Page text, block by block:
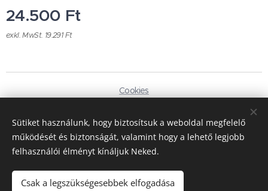
24.500 Ft
exkl. MwSt. 19.291 Ft
Cookies
Magyar
Deutsch
Währung
HUF Ft
EUR €
Sütiket használunk, hogy biztosítsuk a weboldal megfelelő
működését és biztonságát, valamint hogy a lehető legjobb
felhasználói élményt kínáljuk Neked.
Csak a legszükségesebbek elfogadása